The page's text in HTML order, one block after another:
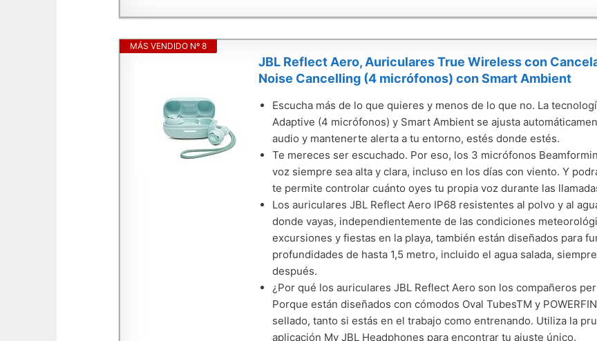
MÁS VENDIDO Nº 8
JBL Reflect Aero, Auriculares True Wireless con
Noise Cancelling (4 micrófonos) con Smart Ambient
Escucha más de lo que quieres y menos de lo que no. La
Adaptive (4 micrófonos) y Smart Ambient se ajusta
audio y mantenerte alerta a tu entorno, estés donde estés.
Te mereces ser escuchado. Por eso, los 3 micrófonos
voz siempre sea alta y clara, incluso en los días con viento. Y
te permite controlar cuánto oyes tu propia voz durante las
Los auriculares JBL Reflect Aero IP68 resistentes al polvo y al
donde vayas, independientemente de las condiciones
excursiones y fiestas en la playa, también están diseñados para
profundidades de hasta 1,5 metro, incluido el agua salada,
después.
¿Por qué los auriculares JBL Reflect Aero son los compañeros
Porque están diseñados con cómodos Oval TubesTM y
sellado, tanto si estás en el trabajo como entrenando. Utiliza la
aplicación My JBL Headphones para encontrar tu ajuste único.